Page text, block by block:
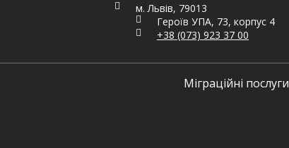
м. Львів, 79013
Героїв УПА, 73, корпус 4
+38 (073) 923 37 00
Міграційні послуги